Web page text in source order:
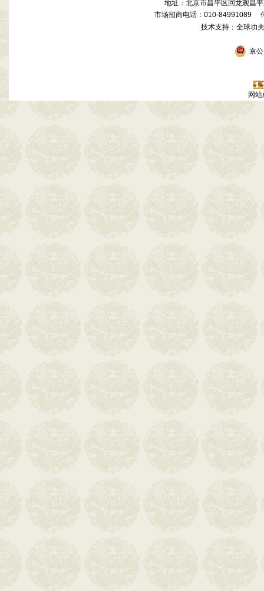
地址：北京市昌平区回龙观昌
市场招商电话：010-84991089
技术支持：全球
京公
网